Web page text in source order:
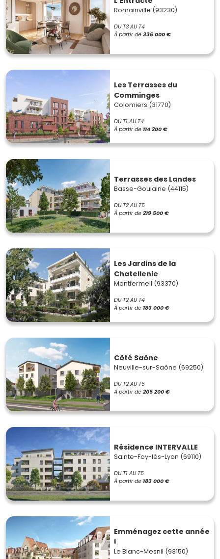
Romainville (93230)
DU T3 AU T4
À partir de336 000 €
Les Terrasses du
Comminges
Colomiers (31770)
DU T1 AU T4
À partir de 114 200 €
Terrasses des Landes
Basse-Goulaine (44115)
DU T2 AU T5
À partir de219 500 €
Les Jardins de la
Chatellenie
Montfermeil (93370)
DU T2 AU T4
À partir de 183 000 €
Côté Saône
Neuville-sur-Saône (69250)
DU T2 AU T5
À partir de205 200 €
Résidence INTERVALLE
Sainte-Foy-lès-Lyon (69110)
DU T1 AU T5
À partir de 183 000 €
Emménagez cette année
!
Le Blanc-Mesnil (93150)